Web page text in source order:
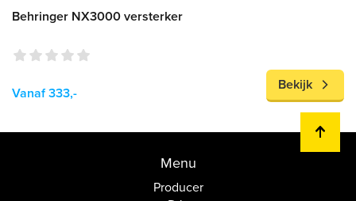
Behringer NX3000 versterker
Vanaf 333,-
Bekijk
Menu
Producer